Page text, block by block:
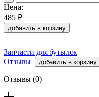
Цена:
485 ₽
добавить в корзину
Запчасти для бутылок
Отзывы
добавить в корзину
Отзывы (0)